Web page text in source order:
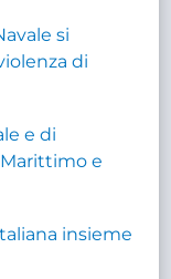
si
di
e di
e
insieme